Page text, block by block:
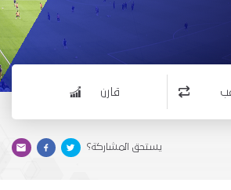
قارن
يستحق المشاركة؟